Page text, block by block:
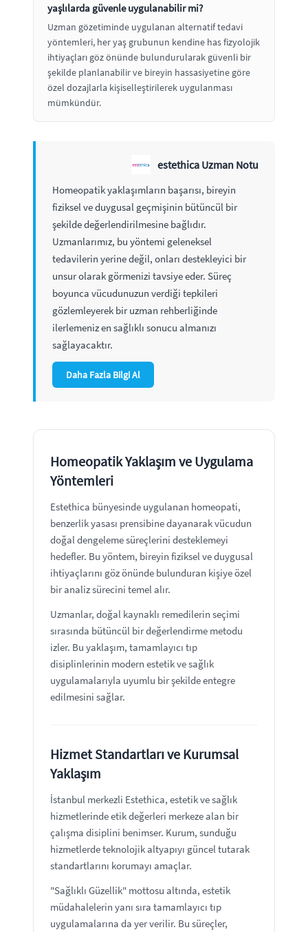
yaşlılarda güvenle uygulanabilir mi?
Uzman gözetiminde uygulanan alternatif tedavi
yöntemleri, her yaş grubunun kendine has fizyolojik
ihtiyaçları göz önünde bulundurularak güvenli bir
şekilde planlanabilir ve bireyin hassasiyetine göre
özel dozajlarla kişiselleştirilerek uygulanması
mümkündür.
estethica Uzman Notu
Homeopatik yaklaşımların başarısı, bireyin
fiziksel ve duygusal geçmişinin bütüncül bir
şekilde değerlendirilmesine bağlıdır.
Uzmanlarımız, bu yöntemi geleneksel
tedavilerin yerine değil, onları destekleyici bir
unsur olarak görmenizi tavsiye eder. Süreç
boyunca vücudunuzun verdiği tepkileri
gözlemleyerek bir uzman rehberliğinde
ilerlemeniz en sağlıklı sonucu almanızı
sağlayacaktır.
Daha Fazla Bilgi Al
Homeopatik Yaklaşım ve Uygulama
Yöntemleri
Estethica bünyesinde uygulanan homeopati,
benzerlik yasası prensibine dayanarak vücudun
doğal dengeleme süreçlerini desteklemeyi
hedefler. Bu yöntem, bireyin fiziksel ve duygusal
ihtiyaçlarını göz önünde bulunduran kişiye özel
bir analiz sürecini temel alır.
Uzmanlar, doğal kaynaklı remedilerin seçimi
sırasında bütüncül bir değerlendirme metodu
izler. Bu yaklaşım, tamamlayıcı tıp
disiplinlerinin modern estetik ve sağlık
uygulamalarıyla uyumlu bir şekilde entegre
edilmesini sağlar.
Hizmet Standartları ve Kurumsal
Yaklaşım
İstanbul merkezli Estethica, estetik ve sağlık
hizmetlerinde etik değerleri merkeze alan bir
çalışma disiplini benimser. Kurum, sunduğu
hizmetlerde teknolojik altyapıyı güncel tutarak
standartlarını korumayı amaçlar.
"Sağlıklı Güzellik" mottosu altında, estetik
müdahalelerin yanı sıra tamamlayıcı tıp
uygulamalarına da yer verilir. Bu süreçler,